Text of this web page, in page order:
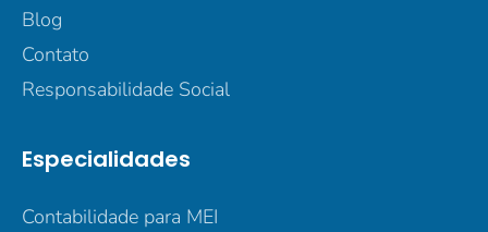
Blog
Contato
Responsabilidade Social
Especialidades
Contabilidade para MEI